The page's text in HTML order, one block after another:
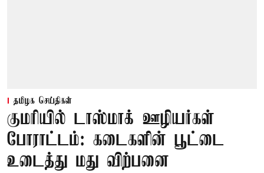
தமிழக செய்திகள்
குமரியில் டாஸ்மாக் ஊழியர்கள்
போராட்டம்: கடைகளின் பூட்டை
உடைத்து மது விற்பனை